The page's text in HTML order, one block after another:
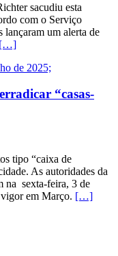
sacudiu esta
com o Serviço
um alerta de
[…]
“casas-
tipo “caixa de
As autoridades da
na sexta-feira, 3 de
em Março. […]